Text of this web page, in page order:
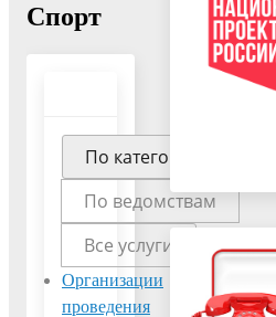
Спорт
По категориям
По ведомствам
Все услуги
Организации
проведения